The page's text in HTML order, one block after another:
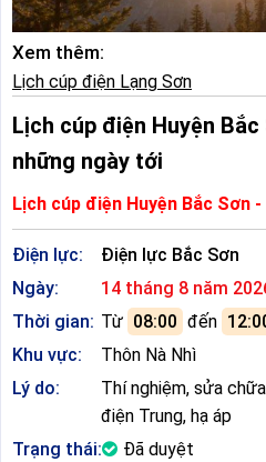
Xem thêm:
Lịch cúp điện Lạng Sơn
Lịch cúp điện Huyện
những ngày tới
Lịch cúp điện Huyện Bắc Sơn
Điện lực:
Điện lực Bắc Sơn
Ngày:
14 tháng 8 năm
Thời gian: Từ 08:00 đến
Khu vực:
Thôn Nà Nhì
Lý do:
Thí nghiệm, sửa
điện Trung, hạ áp
Trạng thái:
Đã duyệt